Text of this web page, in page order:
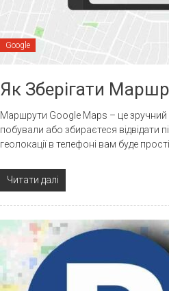
Google
Як Зберігати
Маршрути Google Maps – це зручний
побували або збираєтеся відвідати
геолокації в телефоні вам буде
Читати далі